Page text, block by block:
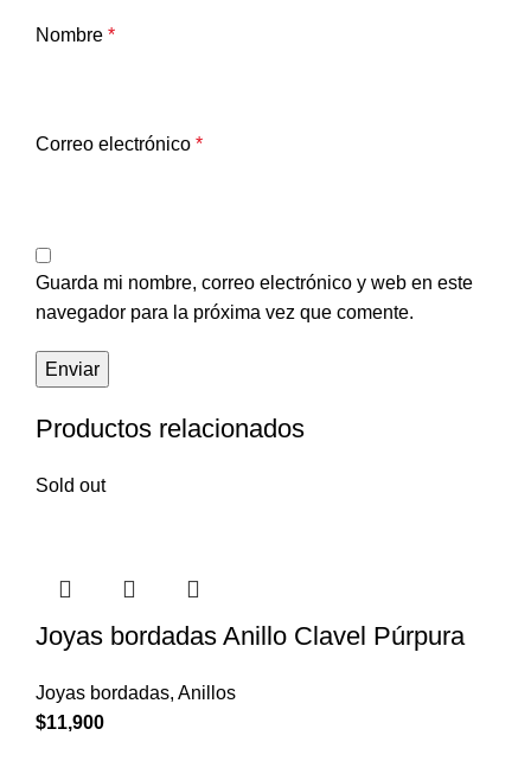
Nombre *
Correo electrónico *
Guarda mi nombre, correo electrónico y web en este
navegador para la próxima vez que comente.
Productos relacionados
Sold out
Joyas bordadas Anillo Clavel Púrpura
Joyas bordadas, Anillos
$11,900